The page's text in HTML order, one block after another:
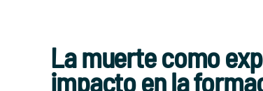
La muerte como
impacto en la